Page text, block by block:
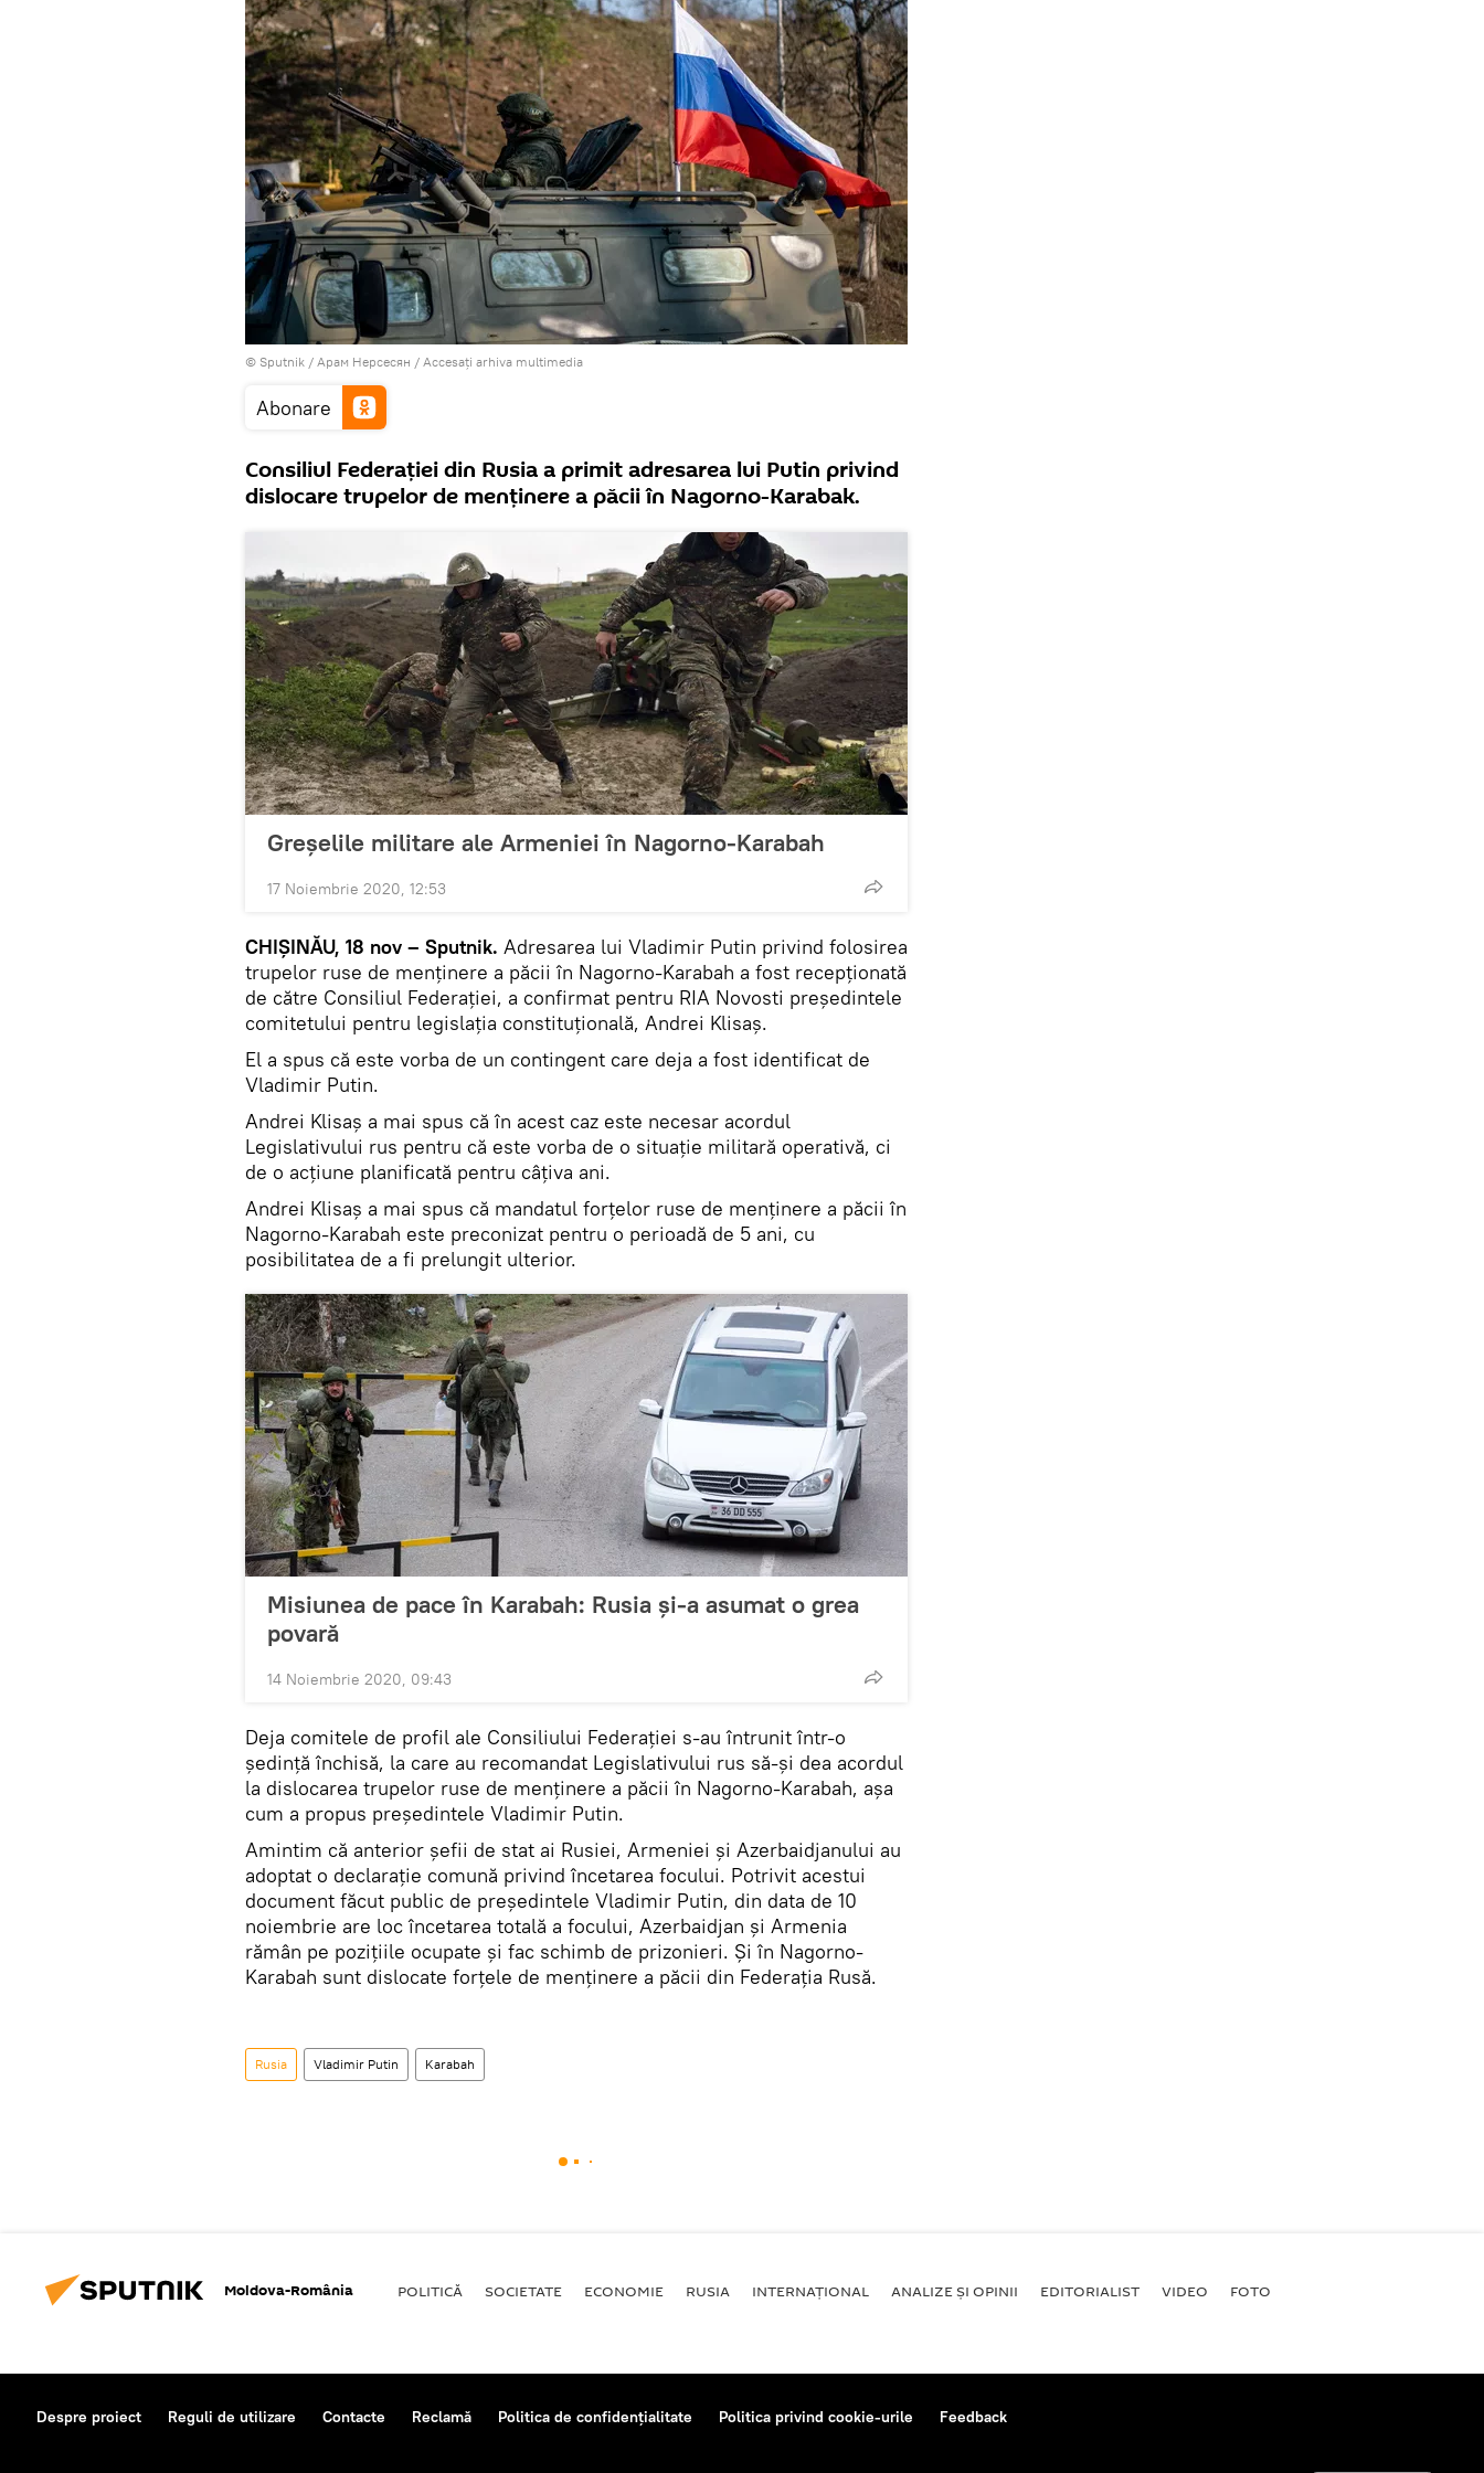
© Sputnik / Арам Нерсесян / Accesați arhiva multimedia
Abonare
Consiliul Federației din Rusia a primit adresarea lui Putin privind
dislocare trupelor de menținere a păcii în Nagorno-Karabak.
Greșelile militare ale Armeniei în Nagorno-Karabah
17 Noiembrie 2020, 12:53
CHIȘINĂU, 18 nov – Sputnik. Adresarea lui Vladimir Putin privind folosirea
trupelor ruse de menținere a păcii în Nagorno-Karabah a fost recepționată
de către Consiliul Federației, a confirmat pentru RIA Novosti președintele
comitetului pentru legislația constituțională, Andrei Klisaș.
El a spus că este vorba de un contingent care deja a fost identificat de
Vladimir Putin.
Andrei Klisaș a mai spus că în acest caz este necesar acordul
Legislativului rus pentru că este vorba de o situație militară operativă, ci
de o acțiune planificată pentru câțiva ani.
Andrei Klisaș a mai spus că mandatul forțelor ruse de menținere a păcii în
Nagorno-Karabah este preconizat pentru o perioadă de 5 ani, cu
posibilitatea de a fi prelungit ulterior.
Misiunea de pace în Karabah: Rusia și-a asumat o grea
povară
14 Noiembrie 2020, 09:43
Deja comitele de profil ale Consiliului Federației s-au întrunit într-o
ședință închisă, la care au recomandat Legislativului rus să-și dea acordul
la dislocarea trupelor ruse de menținere a păcii în Nagorno-Karabah, așa
cum a propus președintele Vladimir Putin.
Amintim că anterior șefii de stat ai Rusiei, Armeniei și Azerbaidjanului au
adoptat o declarație comună privind încetarea focului. Potrivit acestui
document făcut public de președintele Vladimir Putin, din data de 10
noiembrie are loc încetarea totală a focului, Azerbaidjan și Armenia
rămân pe pozițiile ocupate și fac schimb de prizonieri. Și în Nagorno-
Karabah sunt dislocate forțele de menținere a păcii din Federația Rusă.
Rusia Vladimir Putin Karabah
Moldova-România POLITICĂ SOCIETATE ECONOMIE RUSIA INTERNAŢIONAL ANALIZE ȘI OPINII EDITORIALIST VIDEO FOTO
Despre proiect Reguli de utilizare Contacte Reclamă Politica de confidențialitate Politica privind cookie-urile Feedback